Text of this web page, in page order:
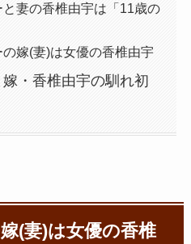
妻の香椎由宇は「11歳の
嫁(妻)は女優の香椎由宇
・香椎由宇の馴れ初
(妻)は女優の香椎